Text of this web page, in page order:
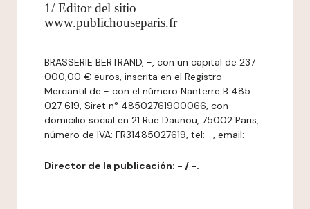
1/ Editor del sitio
www.publichouseparis.fr
BRASSERIE BERTRAND, -, con un capital de 237
000,00 € euros, inscrita en el Registro
Mercantil de - con el número Nanterre B 485
027 619, Siret n° 48502761900066, con
domicilio social en 21 Rue Daunou, 75002 Paris,
número de IVA: FR31485027619, tel: -, email: -
Director de la publicación: - / -.